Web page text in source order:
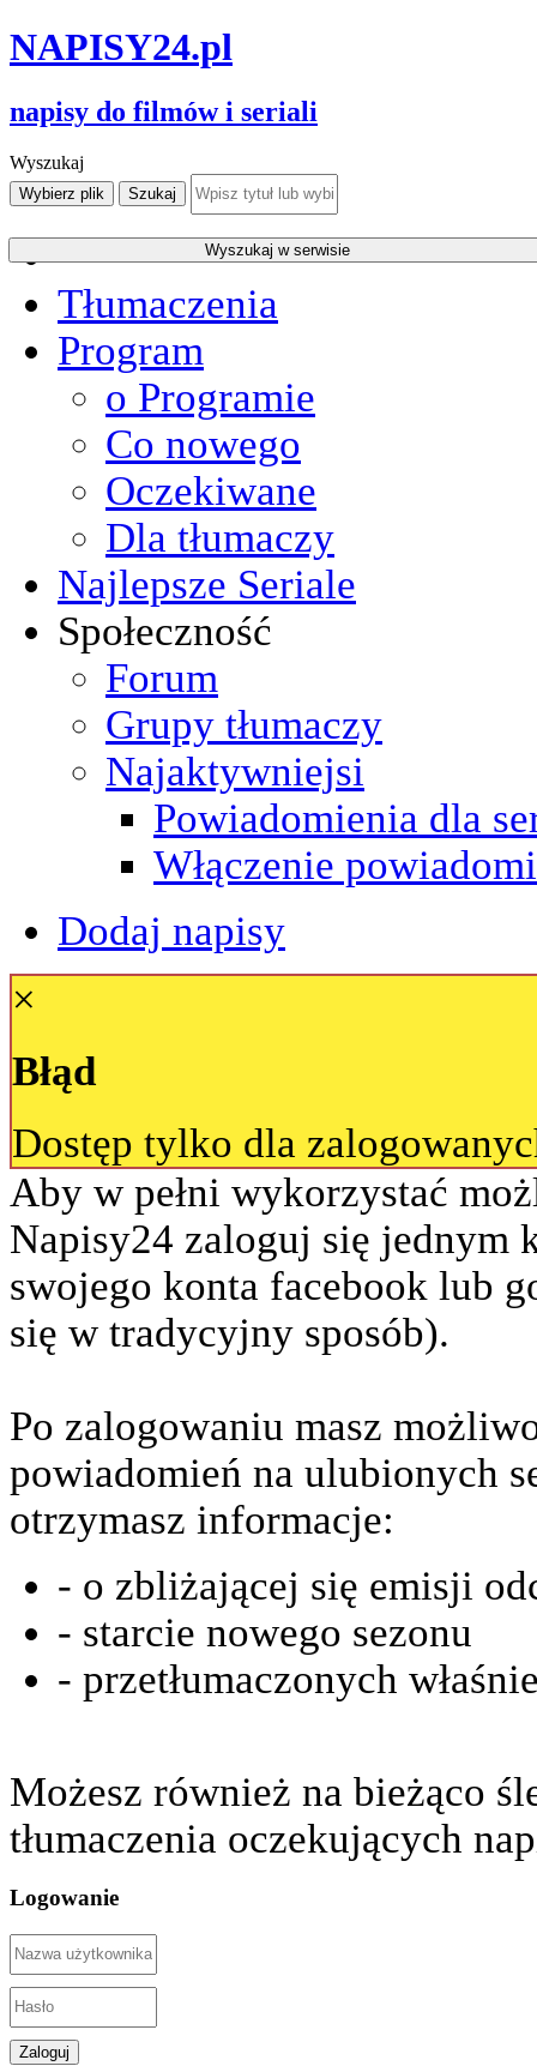
NAPISY24.pl
napisy do filmów i seriali
Wyszukaj
Tłumaczenia
Program
o Programie
Co nowego
Oczekiwane
Dla tłumaczy
Najlepsze Seriale
Społeczność
Forum
Grupy tłumaczy
Najaktywniejsi
Powiadomienia dla
Włączenie
Dodaj napisy
×
Błąd
Dostęp tylko dla
Aby w pełni wykorzystać
Napisy24 zaloguj się jednym
swojego konta facebook lub
się w tradycyjny sposób).
Po zalogowaniu masz
powiadomień na ulubionych
otrzymasz informacje:
- o zbliżającej się emisji
- starcie nowego sezonu
- przetłumaczonych
Możesz również na bieżąco
tłumaczenia oczekujących
Logowanie
Zaloguj